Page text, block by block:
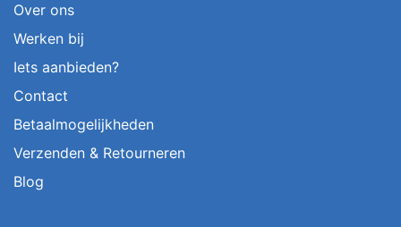
Over ons
Werken bij
Iets aanbieden?
Contact
Betaalmogelijkheden
Verzenden & Retourneren
Blog